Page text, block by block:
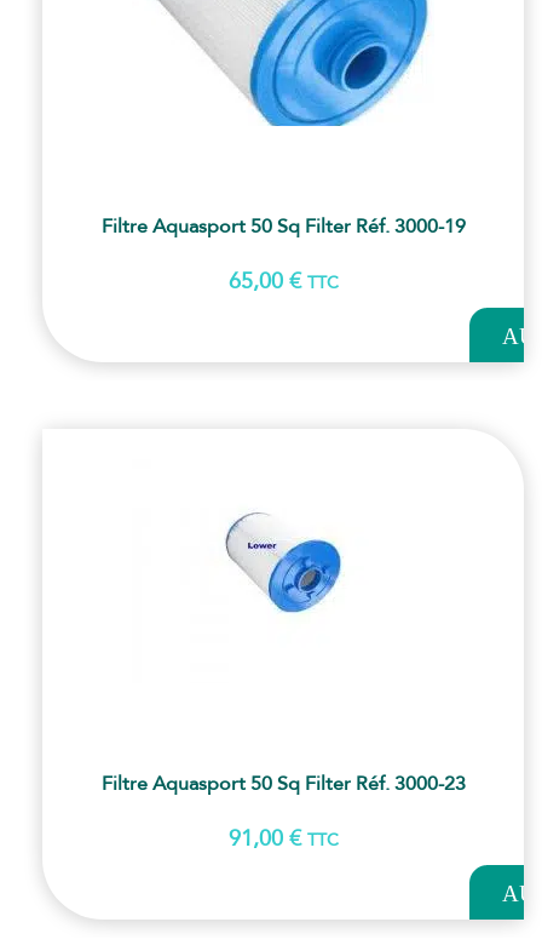
Filtre Aquasport 50 Sq Filter Réf. 3000-19
65,00 € TTC
AU
Filtre Aquasport 50 Sq Filter Réf. 3000-23
91,00 € TTC
AU